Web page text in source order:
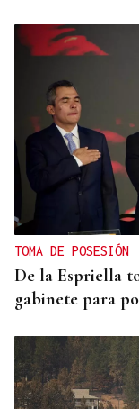
TOMA DE POSESIÓN
De la Espriella
gabinete para